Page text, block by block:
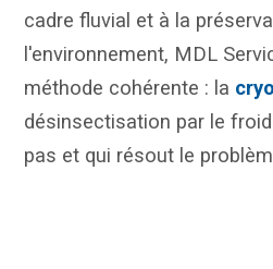
cadre fluvial et à la
l'environnement, MDL
méthode cohérente : la
désinsectisation par le froid
pas et qui résout le